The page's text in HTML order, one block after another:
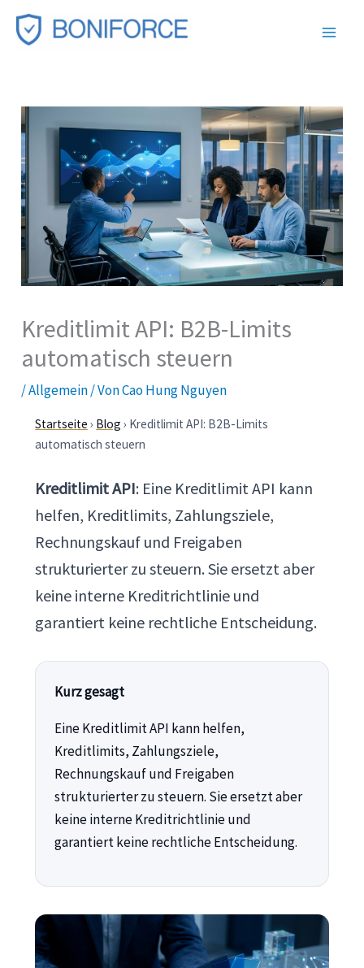
Zum
Inhalt
Kreditlimit API: B2B-Limits
automatisch steuern
/Allgemein/ VonCao Hung Nguyen
Startseite › Blog › Kreditlimit API: B2B-Limits
automatisch steuern
Kreditlimit API: Eine Kreditlimit API kann
helfen, Kreditlimits, Zahlungsziele,
Rechnungskauf und Freigaben
strukturierter zu steuern. Sie ersetzt aber
keine interne Kreditrichtlinie und
garantiert keine rechtliche Entscheidung.
Kurz gesagt
Eine Kreditlimit API kann helfen,
Kreditlimits, Zahlungsziele,
Rechnungskauf und Freigaben
strukturierter zu steuern. Sie ersetzt aber
keine interne Kreditrichtlinie und
garantiert keine rechtliche Entscheidung.